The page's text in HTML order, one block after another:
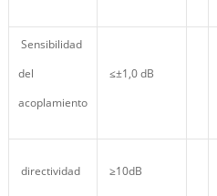
Sensibilidad
del
acoplamiento
≤±1,0 dB
directividad ≥10dB